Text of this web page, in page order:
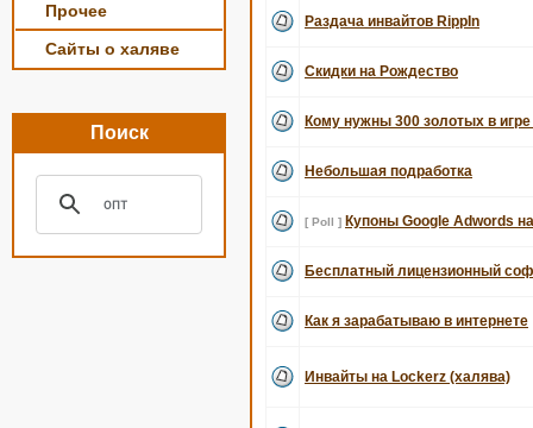
Прочее
Сайты о халяве
Поиск
Раздача инвайтов RippIn
Скидки на Рождество
Кому нужны 300 золотых в
Небольшая подработка
[ Poll ] Купоны Google Adwords
Бесплатный лицензионный
Как я зарабатываю в интернете
Инвайты на Lockerz (халява)